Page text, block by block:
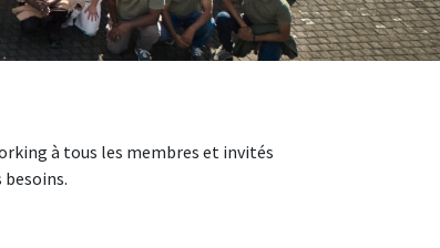
à tous les membres et invités